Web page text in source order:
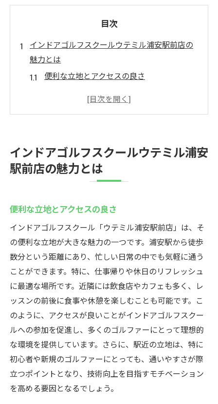
目次
インドアゴルフスクールウテミル浦安駅前店の
魅力とは
便利な立地とアクセスの良さ
最新設備のインドア環境
イベントやコンペでのスキル向上
初心者必見のインドアゴルフスクールウテミル
初心者に優しいレッスンプログラム
ゴルフの基礎からしっかり学ぶ
個別対応で安心のスキルアップ
初めてでも楽しめるゴルフ環境
ステップアップを実感する瞬間
楽しく続けられるゴルフライフ
プロに学ぶ技術向上への道インドアゴルフスク
ールウテミル浦安駅前店
プロフェッショナルからの直接指導
効果的なスイング改善方法
ショット技術の徹底強化
実践的なラウンドレッスン
インドアゴルフスクールウテミル浦安
駅前店の魅力とは
便利な立地とアクセスの良さ
インドアゴルフスクール「ウテミル浦安駅前店」は、そ
の便利な立地が大きな魅力の一つです。浦安駅から徒歩
数分という距離にあり、忙しい日常の中でも気軽に通う
ことができます。特に、仕事帰りや休日のリフレッシュ
に最適な場所です。近隣には飲食店やカフェも多く、レ
ッスンの前後に食事や休憩を楽しむことも可能です。こ
のように、アクセスが良いことがインドアゴルフスクー
ルへの参加を促進し、多くのゴルファーにとって理想的
な環境を提供しています。さらに、駅近の立地は、特に
初心者や新規のゴルファーにとっても、通いやすさが際
立つポイントとなり、技術向上を目指すモチベーション
を高める要因となるでしょう。